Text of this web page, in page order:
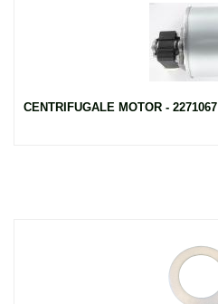
CENTRIFUGALE MOTOR - 2271067